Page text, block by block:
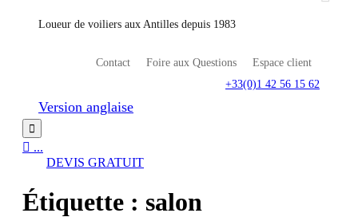
Loueur de voiliers aux Antilles depuis 1983
Contact Foire aux Questions
Espace client
+33(0)1 42 56 15 62
Version anglaise

 ...
DEVIS GRATUIT
Étiquette : salon